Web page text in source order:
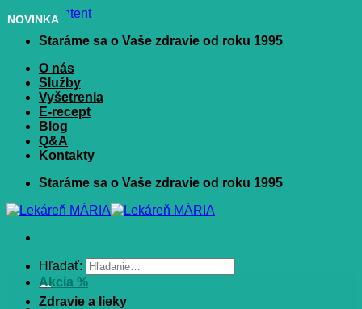
Skip to content
Staráme sa o Vaše zdravie od roku 1995
O nás
Služby
Vyšetrenia
E-recept
Blog
Q&A
Kontakty
Staráme sa o Vaše zdravie od roku 1995
Hľadať:
Akcia %
Zdravie a lieky
NOVINKA